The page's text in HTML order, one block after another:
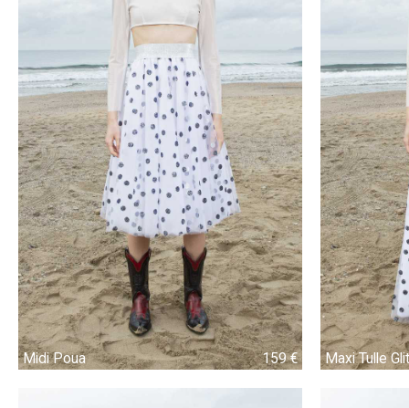
Midi Poua 159 €
159 € Maxi Tulle